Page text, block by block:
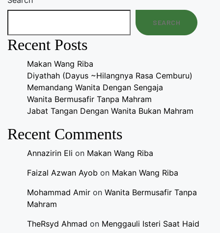
SEARCH
Recent Posts
Makan Wang Riba
Diyathah (Dayus ~Hilangnya Rasa Cemburu)
Memandang Wanita Dengan Sengaja
Wanita Bermusafir Tanpa Mahram
Jabat Tangan Dengan Wanita Bukan Mahram
Recent Comments
Annazirin Eli on Makan Wang Riba
Faizal Azwan Ayob on Makan Wang Riba
Mohammad Amir on Wanita Bermusafir Tanpa
Mahram
TheRsyd Ahmad on Menggauli Isteri Saat Haid